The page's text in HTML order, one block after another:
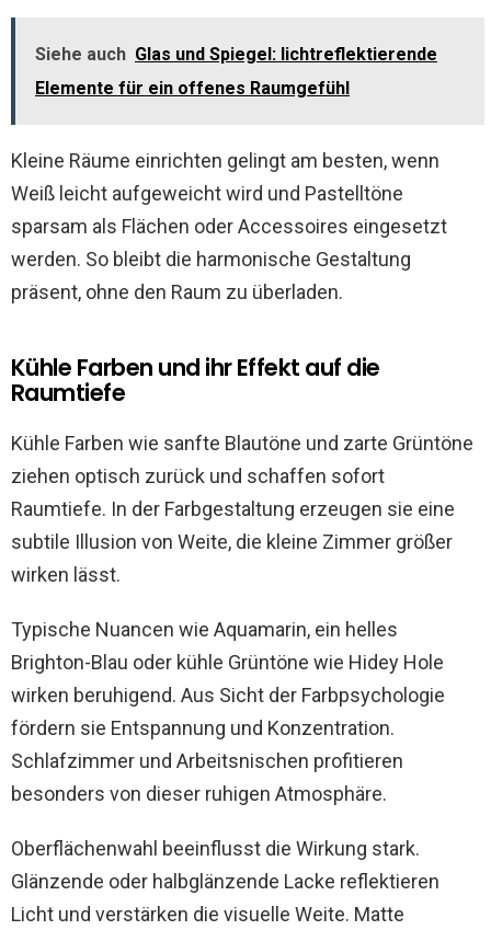
Siehe auch Glas und Spiegel: lichtreflektierende
Elemente für ein offenes Raumgefühl
Kleine Räume einrichten gelingt am besten, wenn
Weiß leicht aufgeweicht wird und Pastelltöne
sparsam als Flächen oder Accessoires eingesetzt
werden. So bleibt die harmonische Gestaltung
präsent, ohne den Raum zu überladen.
Kühle Farben und ihr Effekt auf die
Raumtiefe
Kühle Farben wie sanfte Blautöne und zarte Grüntöne
ziehen optisch zurück und schaffen sofort
Raumtiefe. In der Farbgestaltung erzeugen sie eine
subtile Illusion von Weite, die kleine Zimmer größer
wirken lässt.
Typische Nuancen wie Aquamarin, ein helles
Brighton-Blau oder kühle Grüntöne wie Hidey Hole
wirken beruhigend. Aus Sicht der Farbpsychologie
fördern sie Entspannung und Konzentration.
Schlafzimmer und Arbeitsnischen profitieren
besonders von dieser ruhigen Atmosphäre.
Oberflächenwahl beeinflusst die Wirkung stark.
Glänzende oder halbglänzende Lacke reflektieren
Licht und verstärken die visuelle Weite. Matte